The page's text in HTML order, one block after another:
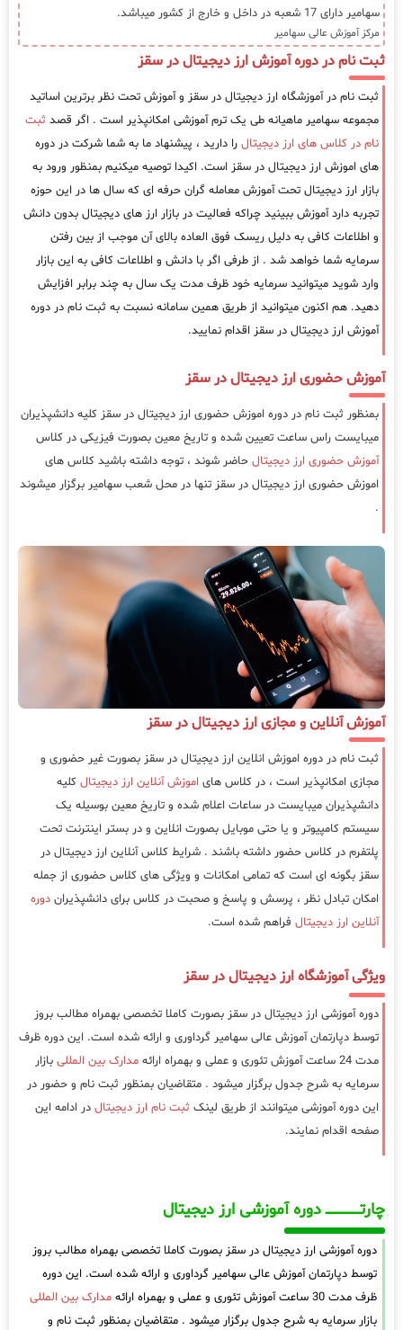
سهامیر دارای 17 شعبه در داخل و خارج از کشور میباشد.
مرکز آموزش عالی سهامیر
ثبت نام در دوره آموزش ارز دیجیتال در سقز
ثبت نام در آموزشگاه ارز دیجیتال در سقز و آموزش تحت نظر برترین اساتید
مجموعه سهامیر ماهیانه طی یک ترم آموزشی امکانپذیر است . اگر قصد ثبت
نام در کلاس های ارز دیجیتال را دارید ، پیشنهاد ما به شما شرکت در دوره
های اموزش ارز دیجیتال در سقز است. اکیدا توصیه میکنیم بمنظور ورود به
بازار ارز دیجیتال تحت آموزش معامله گران حرفه ای که سال ها در این حوزه
تجربه دارد آموزش ببینید چراکه فعالیت در بازار ارز های دیجیتال بدون دانش
و اطلاعات کافی به دلیل ریسک فوق العاده بالای آن موجب از بین رفتن
سرمایه شما خواهد شد . از طرفی اگر با دانش و اطلاعات کافی به این بازار
وارد شوید میتوانید سرمایه خود ظرف مدت یک سال به چند برابر افزایش
دهید. هم اکنون میتوانید از طریق همین سامانه نسبت به ثبت نام در دوره
آموزش ارز دیجیتال در سقز اقدام نمایید.
آموزش حضوری ارز دیجیتال در سقز
بمنظور ثبت نام در دوره اموزش حضوری ارز دیجیتال در سقز کلیه دانشپذیران
میبایست راس ساعت تعیین شده و تاریخ معین بصورت فیزیکی در کلاس
آموزش حضوری ارز دیجیتال حاضر شوند ، توجه داشته باشید کلاس های
اموزش حضوری ارز دیجیتال در سقز تنها در محل شعب سهامیر برگزار میشوند
.
آموزش آنلاین و مجازی ارز دیجیتال در سقز
ثبت نام در دوره اموزش انلاین ارز دیجیتال در سقز بصورت غیر حضوری و
مجازی امکانپذیر است ، در کلاس های اموزش آنلاین ارز دیجیتال کلیه
دانشپذیران میبایست در ساعات اعلام شده و تاریخ معین بوسیله یک
سیستم کامپیوتر و یا حتی موبایل بصورت انلاین و در بستر اینترنت تحت
پلتفرم در کلاس حضور داشته باشند . شرایط کلاس آنلاین ارز دیجیتال در
سقز بگونه ای است که تمامی امکانات و ویژگی های کلاس حضوری از جمله
امکان تبادل نظر ، پرسش و پاسخ و صحبت در کلاس برای دانشپذیران دوره
آنلاین ارز دیجیتال فراهم شده است.
ویژگی آموزشگاه ارز دیجیتال در سقز
دوره آموزشی ارز دیجیتال در سقز بصورت کاملا تخصصی بهمراه مطالب بروز
توسط دپارتمان آموزش عالی سهامیر گرداوری و ارائه شده است. این دوره ظرف
مدت 24 ساعت آموزش تئوری و عملی و بهمراه ارائه
مدارک بین المللی بازار
سرمایه به شرح جدول برگزار میشود . متقاضیان بمنظور ثبت نام و حضور در
این دوره آموزشی میتوانند از طریق لینک ثبت نام ارز دیجیتال در ادامه این
صفحه اقدام نمایند.
چارتـــــــــــــــــــ دوره آموزشی ارز دیجیتال
دوره آموزشی ارز دیجیتال در سقز بصورت کاملا تخصصی بهمراه مطالب بروز
توسط دپارتمان آموزش عالی سهامیر گرداوری و ارائه شده است. این دوره
ظرف مدت 30 ساعت آموزش تئوری و عملی و بهمراه ارائه
مدارک بین المللی
بازار سرمایه به شرح جدول برگزار میشود . متقاضیان بمنظور ثبت نام و